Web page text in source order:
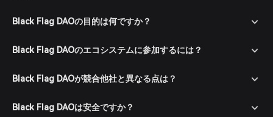
ください。
い方法を使って法定通貨で暗号通貨を購入し、Bitget Walletに
資金を入金します。
移動し、BANKを検索して利用可能な取引ペアを確認します。
購入したい金額を入力して注文を確定します。取引が完了する
Black Flag DAOの目的は何ですか？
Black Flag DAOのエコシステムに参加するには？
Black Flag DAOが競合他社と異なる点は？
Black Flag DAOは安全ですか？